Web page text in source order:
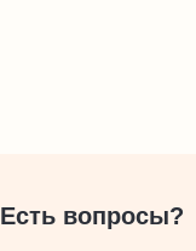
Есть вопросы?